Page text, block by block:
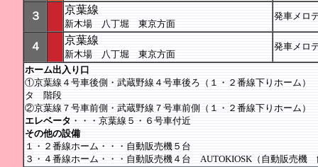
３
京葉線
新木場 八丁堀 東京方面
発車メロ
４
京葉線
新木場 八丁堀 東京方面
発車メロ
ホーム出入り口
①京葉線４号車後側・武蔵野線４号車後ろ（１・２番線下りホーム
タ 階段
②京葉線７号車前側・武蔵野線７号車前側（１・２番線下りホーム
エレベータ ・・・京葉線５・６号車付近
その他の設備
１・２番線ホーム・・・自動販売機５台
３・４番線ホーム・・・自動販売機４台 AUTOKIOSK（自動販売